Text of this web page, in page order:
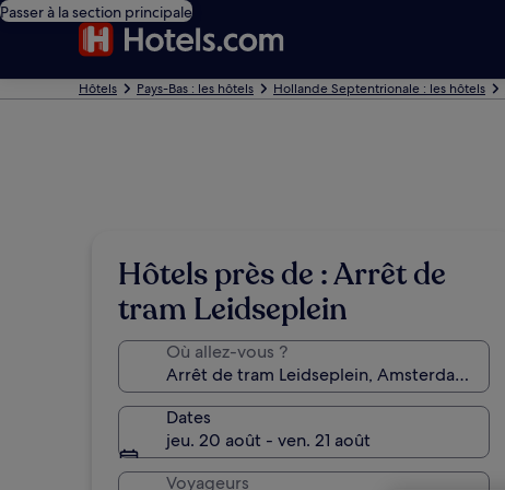
Passer à la section principale
Hôtels Pays-Bas : les hôtels Hollande Septentrionale : les hôtels
Hôtels près de : Arrêt de
tram Leidseplein
Où allez-vous ?
Dates
jeu. 20 août - ven. 21 août
Voyageurs